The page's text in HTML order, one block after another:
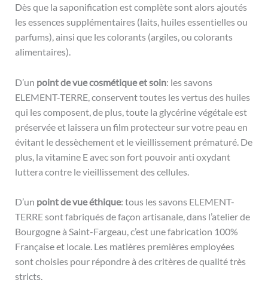
Dès que la saponification est complète sont alors ajoutés
les essences supplémentaires (laits, huiles essentielles ou
parfums), ainsi que les colorants (argiles, ou colorants
alimentaires).
D’un point de vue cosmétique et soin: les savons
ELEMENT-TERRE, conservent toutes les vertus des huiles
qui les composent, de plus, toute la glycérine végétale est
préservée et laissera un film protecteur sur votre peau en
évitant le dessèchement et le vieillissement prématuré. De
plus, la vitamine E avec son fort pouvoir anti oxydant
luttera contre le vieillissement des cellules.
D’un point de vue éthique: tous les savons ELEMENT-
TERRE sont fabriqués de façon artisanale, dans l’atelier de
Bourgogne à Saint-Fargeau, c’est une fabrication 100%
Française et locale. Les matières premières employées
sont choisies pour répondre à des critères de qualité très
stricts.